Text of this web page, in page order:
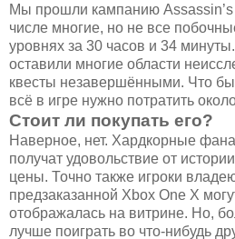
Мы прошли кампанию Assassin’s
числе многие, но не все
уровнях за 30 часов и 34
оставили многие области
квесты незавершёнными. Что
всё в игре нужно потратить
Стоит ли покупать его?
Наверное, нет. Хардкорные
получат удовольствие от
цены. Точно также игроки
предзаказанной Xbox One X
отображалась на витрине. Но,
лучше поиграть во что-нибудь